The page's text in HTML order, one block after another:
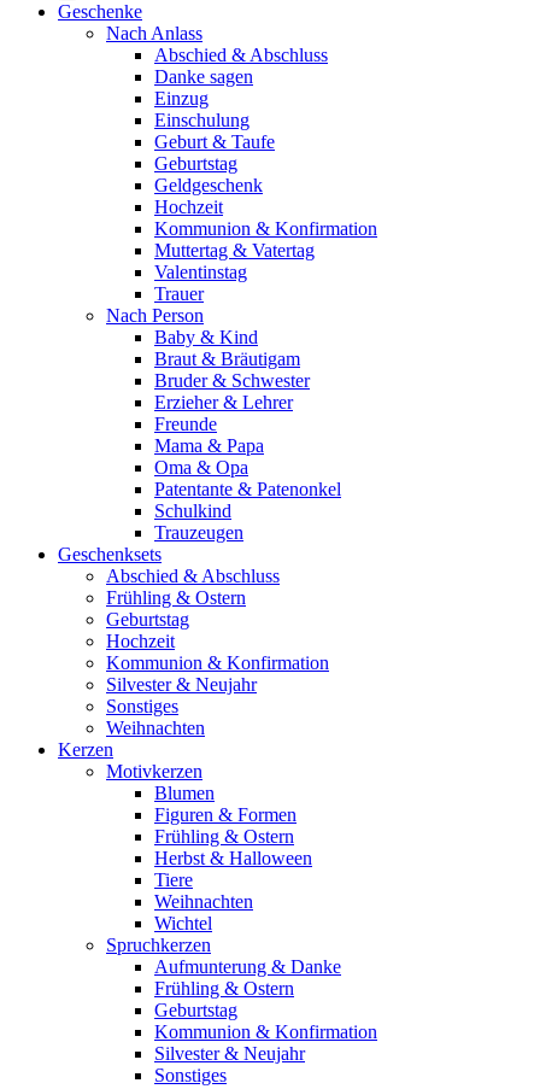
Geschenke
Nach Anlass
Abschied & Abschluss
Danke sagen
Einzug
Einschulung
Geburt & Taufe
Geburtstag
Geldgeschenk
Hochzeit
Kommunion & Konfirmation
Muttertag & Vatertag
Valentinstag
Trauer
Nach Person
Baby & Kind
Braut & Bräutigam
Bruder & Schwester
Erzieher & Lehrer
Freunde
Mama & Papa
Oma & Opa
Patentante & Patenonkel
Schulkind
Trauzeugen
Geschenksets
Abschied & Abschluss
Frühling & Ostern
Geburtstag
Hochzeit
Kommunion & Konfirmation
Silvester & Neujahr
Sonstiges
Weihnachten
Kerzen
Motivkerzen
Blumen
Figuren & Formen
Frühling & Ostern
Herbst & Halloween
Tiere
Weihnachten
Wichtel
Spruchkerzen
Aufmunterung & Danke
Frühling & Ostern
Geburtstag
Kommunion & Konfirmation
Silvester & Neujahr
Sonstiges